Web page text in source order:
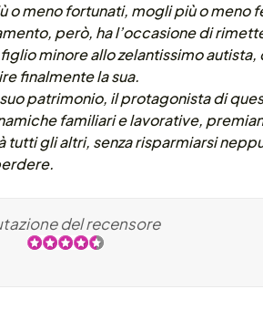
o meno fortunati, mogli più o meno
però, ha l’occasione di
minore allo zelantissimo
finalmente la sua.
patrimonio, il protagonista di
familiari e lavorative,
gli altri, senza risparmiarsi
del recensore